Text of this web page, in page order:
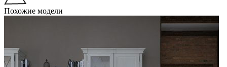
Похожие модели